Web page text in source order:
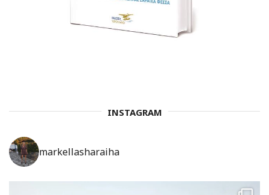
INSTAGRAM
markellasharaiha